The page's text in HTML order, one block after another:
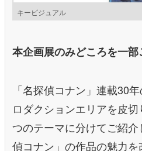
キービジュアル
本企画展のみどころを一部
「名探偵コナン」連載30
ロダクションエリアを皮
つのテーマに分けてご紹
偵コナン」の作品の魅力